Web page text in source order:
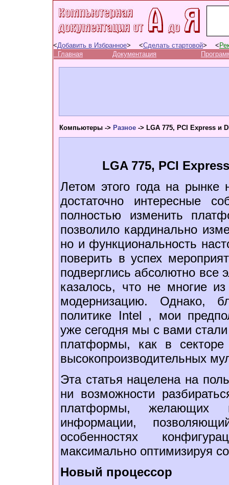
<Добавить в Избранное> <Сделать стартовой> <
Главная
Документация
Компьютеры -> Разное -> LGA 775, PCI Express и
LGA 775, PCI
Летом этого года на рынке
достаточно интересные
полностью изменить
позволило кардинально
но и функциональность
поверить в успех
подверглись абсолютно все
казалось, что не многие
модернизацию. Однако,
политике Intel , мои
уже сегодня мы с вами
платформы, как в
высокопроизводительных
Эта статья нацелена на
ни возможности
платформы, желающих
информации,
особенностях
максимально оптимизируя
Новый процессор